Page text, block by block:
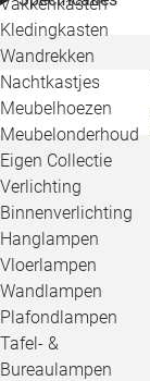
Kledingkasten
Wandrekken
Nachtkastjes
Meubelhoezen
Meubelonderhoud
Eigen Collectie
Verlichting
Binnenverlichting
Hanglampen
Vloerlampen
Wandlampen
Plafondlampen
Tafel- &
Bureaulampen